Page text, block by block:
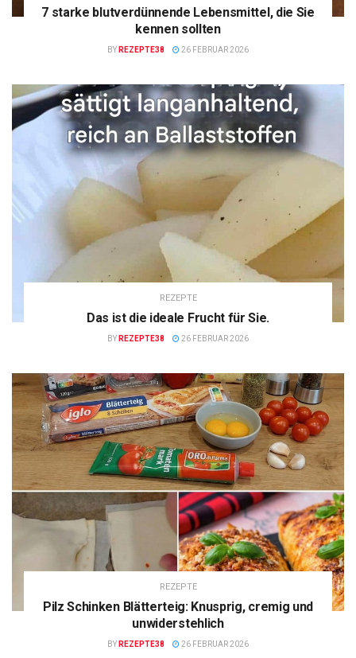
7 starke blutverdünnende Lebensmittel, die Sie
kennen sollten
BY REZEPTE38 26 FEBRUAR 2026
REZEPTE
Das ist die ideale Frucht für Sie.
BY REZEPTE38 26 FEBRUAR 2026
REZEPTE
Pilz Schinken Blätterteig: Knusprig, cremig und
unwiderstehlich
BY REZEPTE38 26 FEBRUAR 2026